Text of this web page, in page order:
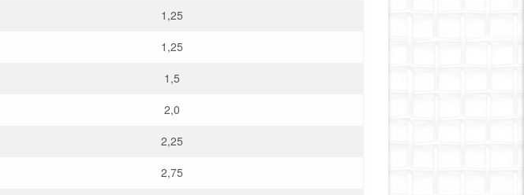
1,25
1,25
1,5
2,0
2,25
2,75